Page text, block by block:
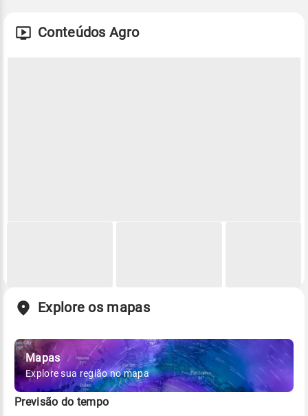
Conteúdos Agro
Explore os mapas
Mapas
Explore sua região no mapa
Previsão do tempo